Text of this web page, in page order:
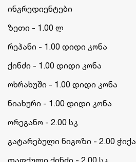
ინგრედიენტები
ზეთი - 1.00 ლ
რეჰანი - 1.00 დიდი კონა
ქინძი - 1.00 დიდი კონა
ოხრახუში - 1.00 დიდი კონა
ნიახური - 1.00 დიდი კონა
ორეგანო - 2.00 სკ
გატარებული ნიგოზი - 2.00 ჭიქა
დაფქული ქინძი - 2.00 სკ